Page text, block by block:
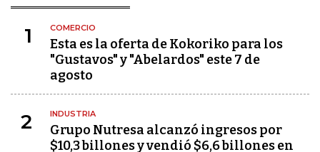
1 COMERCIO
Esta es la oferta de Kokoriko para los
"Gustavos" y "Abelardos" este 7 de
agosto
2 INDUSTRIA
Grupo Nutresa alcanzó ingresos por
$10,3 billones y vendió $6,6 billones en